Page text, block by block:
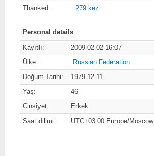
Thanked:
279 kez
Personal details
Kayıtlı:
2009-02-02 16:07
Ülke:
Russian Federation
Doğum Tarihi:
1979-12-11
Yaş:
46
Cinsiyet:
Erkek
Saat dilimi:
UTC+03:00 Europe/Moscow